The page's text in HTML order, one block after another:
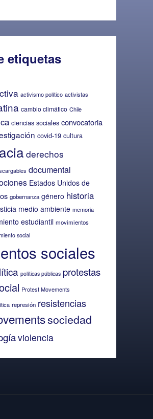
etiquetas
activismo político activistas
cambio climático Chile
ciencias sociales convocatoria
covid-19 cultura
derechos
documental
Estados Unidos de
gobernanza género historia
medio ambiente memoria
estudiantil movimientos
social
sociales
políticas públicas protestas
Protest Movements
represión resistencias
sociedad
violencia